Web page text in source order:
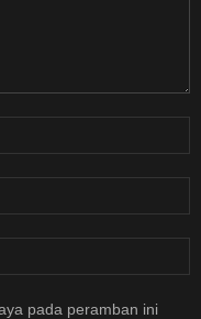
pada peramban ini